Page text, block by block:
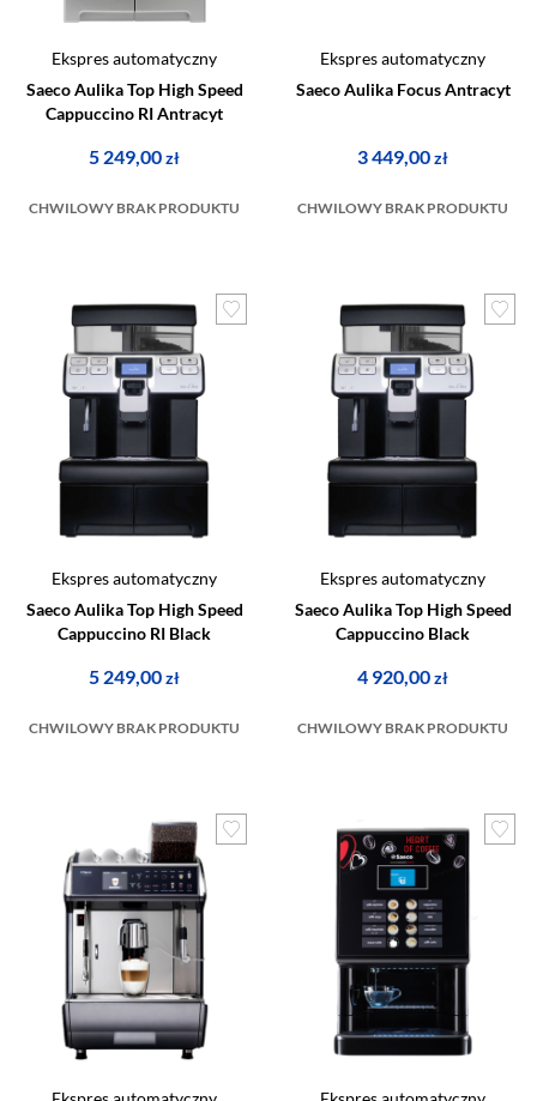
Ekspres automatyczny
Saeco Aulika Top High Speed
Cappuccino RI Antracyt
5 249,00zł
CHWILOWY BRAK PRODUKTU
Ekspres automatyczny
Saeco Aulika Focus Antracyt
3 449,00zł
CHWILOWY BRAK PRODUKTU
Ekspres automatyczny
Saeco Aulika Top High Speed
Cappuccino RI Black
5 249,00zł
CHWILOWY BRAK PRODUKTU
Ekspres automatyczny
Saeco Aulika Top High Speed
Cappuccino Black
4 920,00zł
CHWILOWY BRAK PRODUKTU